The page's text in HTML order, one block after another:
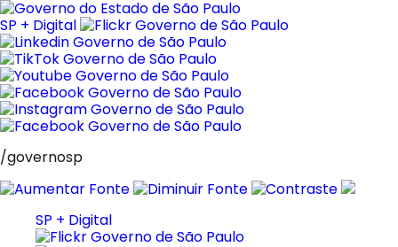
Pular
para
o
conteúdo
SP + Digital
/governosp
SP + Digital